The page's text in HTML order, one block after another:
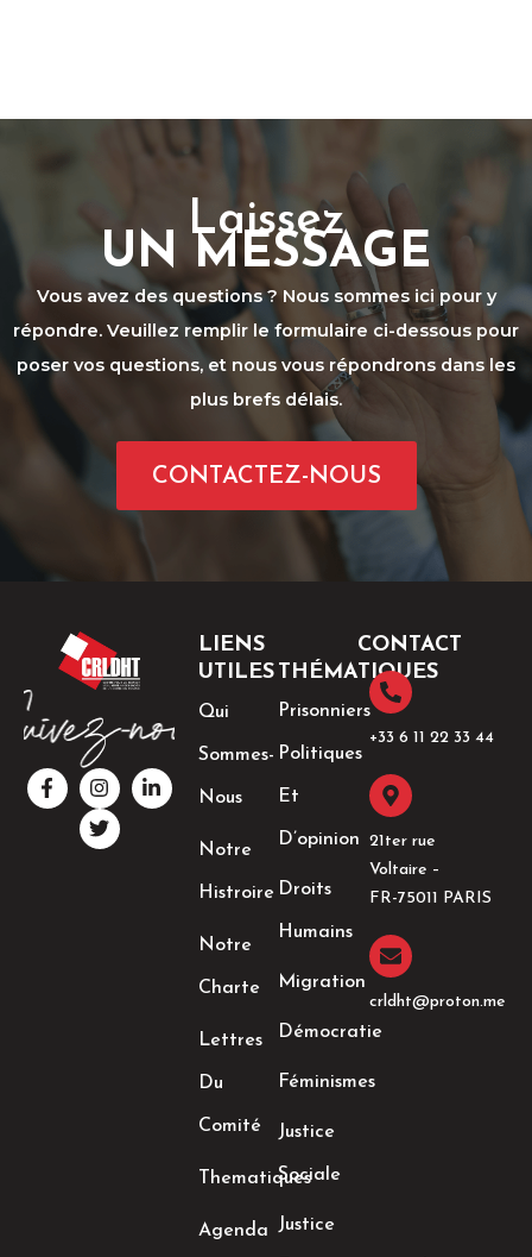
Laissez
UN MESSAGE
Vous avez des questions ? Nous sommes ici pour y
répondre. Veuillez remplir le formulaire ci-dessous pour
poser vos questions, et nous vous répondrons dans les
plus brefs délais.
CONTACTEZ-NOUS
F
a
c
I
n
s
t
a
L
i
n
T
w
i
t
t
LIENS
UTILES
Qui
Sommes-
Nous
Notre
Histroire
Notre
Charte
Lettres
Du
Comité
Thematiques
Agenda
THÉMATIQUES
Prisonniers
Politiques
Et
D’opinion
Droits
Humains
Migration
Démocratie
Féminismes
Justice
Sociale
Justice
CONTACT
+33 6 11 22 33 44​
21ter rue
Voltaire –
FR-75011 PARIS
crldht@proton.me